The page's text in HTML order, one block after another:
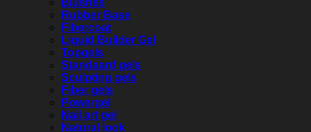
Rubber Base
Fibercoat
Liquid Builder Gel
Topgels
Standaard gels
Sculpting gels
Fiber gels
Powergel
Nail art gel
Natural look